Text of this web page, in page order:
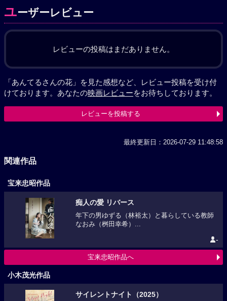
ユーザーレビュー
レビューの投稿はまだありません。
「あんてるさんの花」を見た感想など、レビュー投稿を受け付
けております。あなたの映画レビューをお待ちしております。
レビューを投稿する
最終更新日：2026-07-29 11:48:58
関連作品
宝来忠昭作品
痴人の愛 リバース
年下の男ゆずる（林裕太）と暮らしている教師
なおみ（桝田幸希）...
-
宝来忠昭作品へ
小木茂光作品
サイレントナイト（2025）